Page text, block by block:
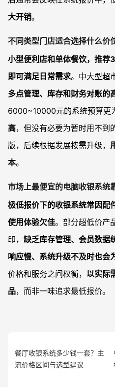
大开销。
不同类型门店适合选择什么价
小型便利店和单体餐饮，推
即可满足日常需求。中大型超
多点管理、库存和财务对账的
6000~10000元的系统预算更
高，但没有必要为暂时用不到
版，后续根据发展按需升级，
本。
市场上最便宜的电脑收银系统
极低报价下的收银系统常因配
使用体验欠佳。部分超低价产
印， 缺乏库存管理、会员数据
响应慢、系统升级不及时也会
价格和服务之间权衡， 以实际
品，而非一味追求最低报价。
餐厅收银系统多少钱一套？主
流价格区间与选型建议